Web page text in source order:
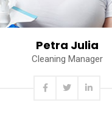
Petra Julia
Cleaning Manager